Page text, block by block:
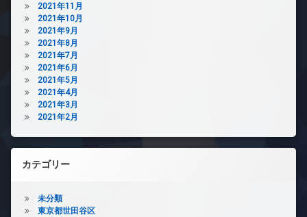
2021年11月
2021年10月
2021年9月
2021年8月
2021年7月
2021年6月
2021年5月
2021年4月
2021年3月
2021年2月
カテゴリー
未分類
東京都世田谷区